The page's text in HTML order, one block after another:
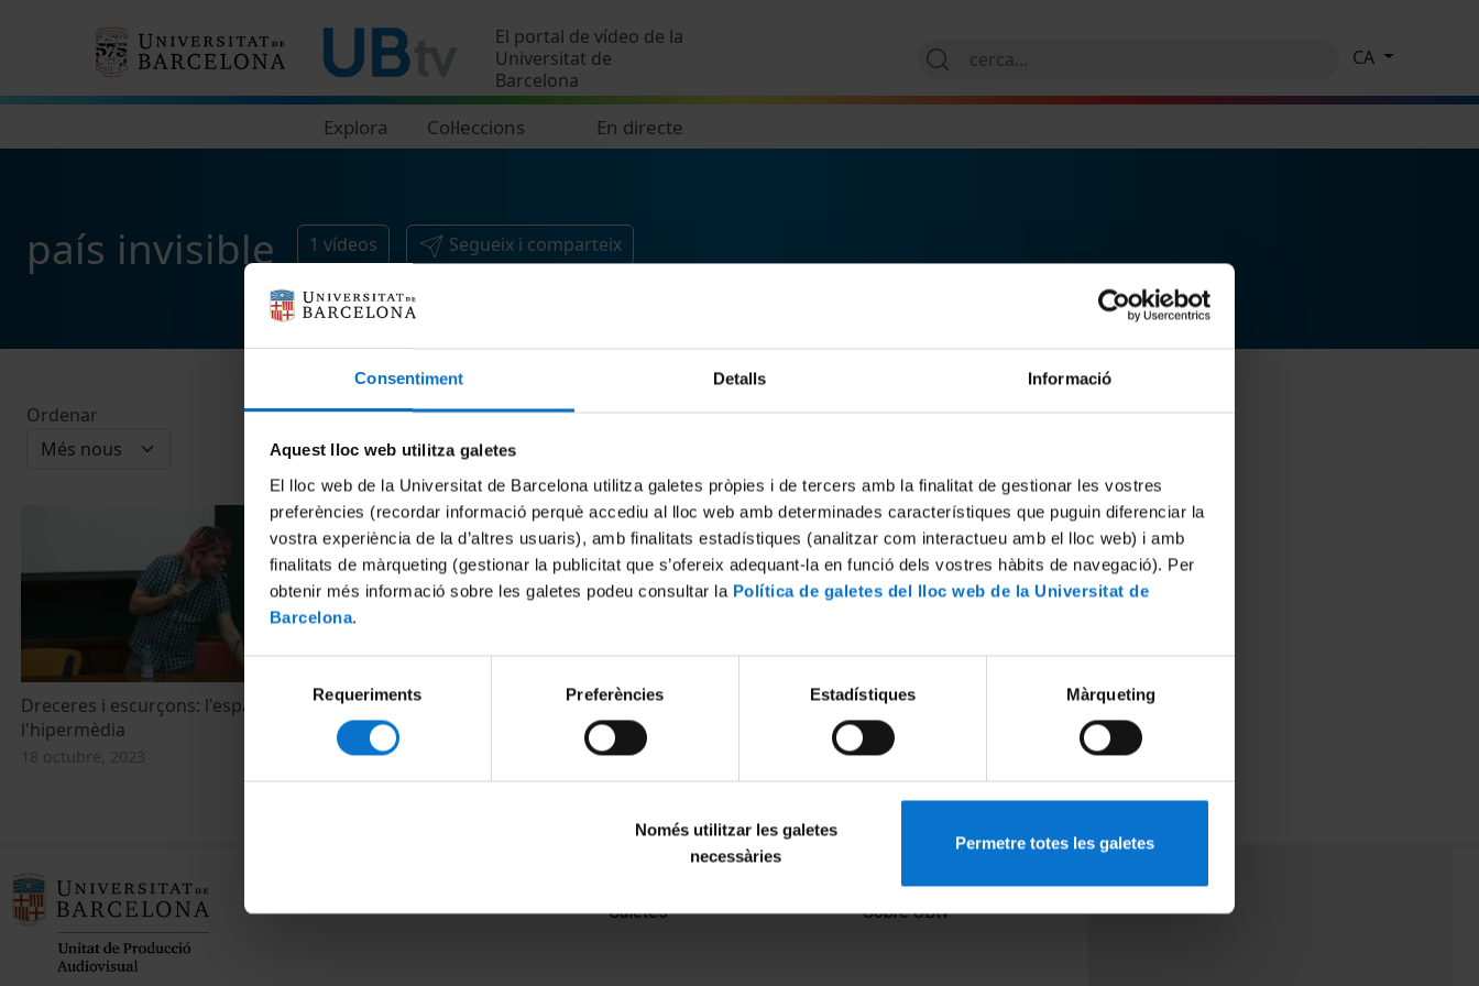
Consentiment Detalls Informació
Aquest lloc web utilitza galetes
El lloc web de la Universitat de Barcelona utilitza galetes pròpies i de tercers amb la finalitat de gestionar les vostres
preferències (recordar informació perquè accediu al lloc web amb determinades característiques que puguin diferenciar la
vostra experiència de la d’altres usuaris), amb finalitats estadístiques (analitzar com interactueu amb el lloc web) i amb
finalitats de màrqueting (gestionar la publicitat que s’ofereix adequant-la en funció dels vostres hàbits de navegació). Per
obtenir més informació sobre les galetes podeu consultar la Política de galetes del lloc web de la Universitat de
Barcelona.
consentiment
Requeriments Preferències Estadístiques Màrqueting
Només utilitzar les galetes
necessàries
Permetre totes les galetes
El portal de vídeo de la
Universitat de
Barcelona
Explora Col·leccions En directe
CA
país invisible 1 vídeos Segueix i comparteix
Ordenar
Dreceres i escurçons: l'espai occità a
l'hipermèdia
18 octubre, 2023
Galetes
Sobre UBtv